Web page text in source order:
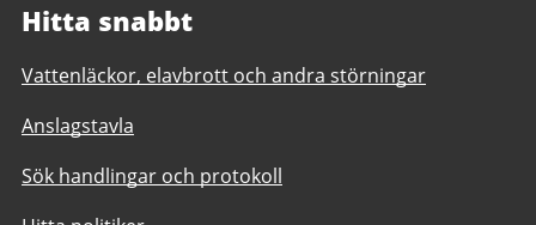
Hitta snabbt
Vattenläckor, elavbrott och andra störningar
Anslagstavla
Sök handlingar och protokoll